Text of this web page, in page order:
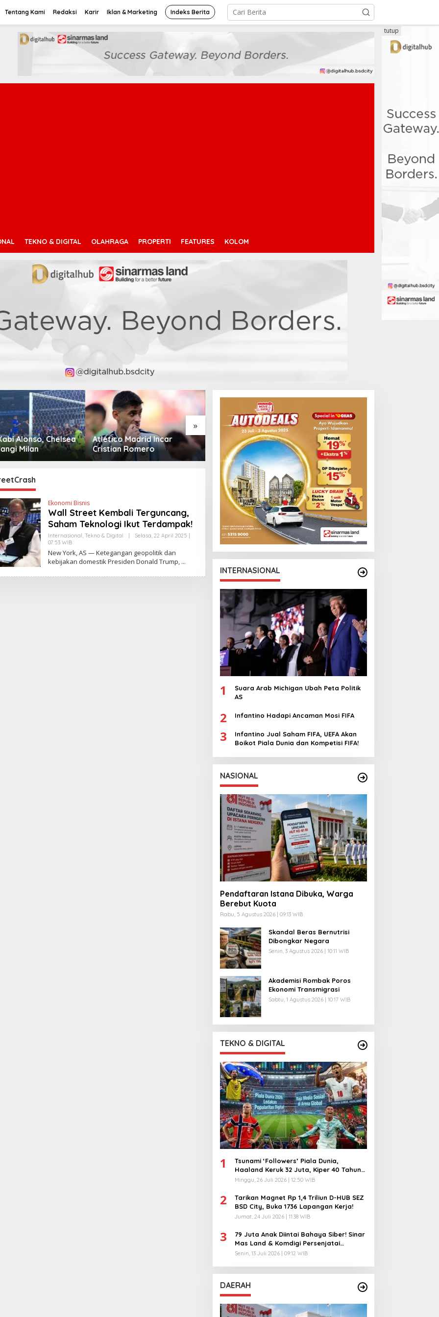
Tentang Kami Redaksi Karir Iklan & Marketing Indeks Berita
TEKNO & DIGITAL OLAHRAGA PROPERTI FEATURES KOLOM
tutup
»
Madrid Incar
Romero
Chelsea Datangi Jakarta
Demi AC Milan
Debut Manis Jeremy
Monga Bersama
Manchester City
Ekonomi Bisnis
Wall Street Kembali Terguncang,
Saham Teknologi Ikut Terdampak!
Internasional, Tekno & Digital |
Selasa, 22 April 2025 |
07:53 WIBO
L
E
H
A
New York, AS — Ketegangan geopolitik dan
kebijakan domestik Presiden Donald Trump,
INTERNASIONAL
1
Suara Arab Michigan Ubah Peta Politik
AS
2 Infantino Hadapi Ancaman Mosi FIFA
3
Infantino Jual Saham FIFA, UEFA Akan
Boikot Piala Dunia dan Kompetisi FIFA!
NASIONAL
Pendaftaran Istana Dibuka, Warga
Berebut Kuota
Rabu, 5 Agustus 2026 | 09:13 WIB
Skandal Beras Bernutrisi
Dibongkar Negara
Senin, 3 Agustus 2026 | 10:11 WIB
Akademisi Rombak Poros
Ekonomi Transmigrasi
Sabtu, 1 Agustus 2026 | 10:17 WIB
TEKNO & DIGITAL
1
Tsunami ‘Followers’ Piala Dunia,
Haaland Keruk 32 Juta, Kiper 40 Tahun
Bikin Geger!
Minggu, 26 Juli 2026 | 12:50 WIB
2
Tarikan Magnet Rp 1,4 Triliun D-HUB SEZ
BSD City, Buka 1736 Lapangan Kerja!
Jumat, 24 Juli 2026 | 11:38 WIB
3
79 Juta Anak Diintai Bahaya Siber! Sinar
Mas Land & Komdigi Persenjatai
Ratusan Guru!
Senin, 13 Juli 2026 | 09:12 WIB
DAERAH